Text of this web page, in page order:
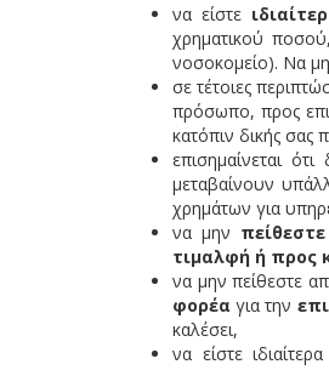
να είστε
χρηματικού
νοσοκομείο). Να
σε τέτοιες
πρόσωπο, προς
κατόπιν δικής σας
επισημαίνεται
μεταβαίνουν
χρημάτων για
να μην πείθεστε
τιμαλφή ή προς
να μην πείθεστε
φορέα για την
καλέσει,
να είστε